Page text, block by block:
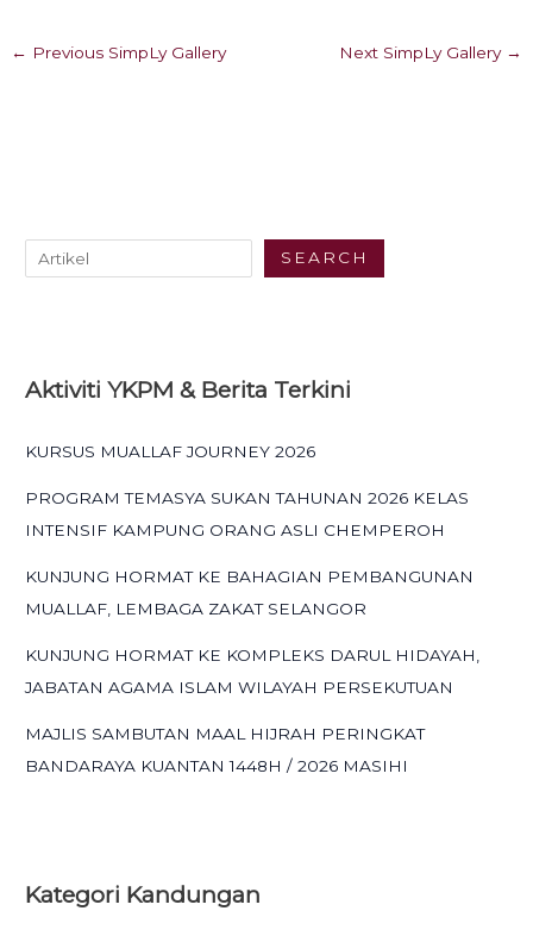
← Previous SimpLy Gallery Next SimpLy Gallery →
SEARCH
Aktiviti YKPM & Berita Terkini
KURSUS MUALLAF JOURNEY 2026
PROGRAM TEMASYA SUKAN TAHUNAN 2026 KELAS
INTENSIF KAMPUNG ORANG ASLI CHEMPEROH
KUNJUNG HORMAT KE BAHAGIAN PEMBANGUNAN
MUALLAF, LEMBAGA ZAKAT SELANGOR
KUNJUNG HORMAT KE KOMPLEKS DARUL HIDAYAH,
JABATAN AGAMA ISLAM WILAYAH PERSEKUTUAN
MAJLIS SAMBUTAN MAAL HIJRAH PERINGKAT
BANDARAYA KUANTAN 1448H / 2026 MASIHI
Kategori Kandungan